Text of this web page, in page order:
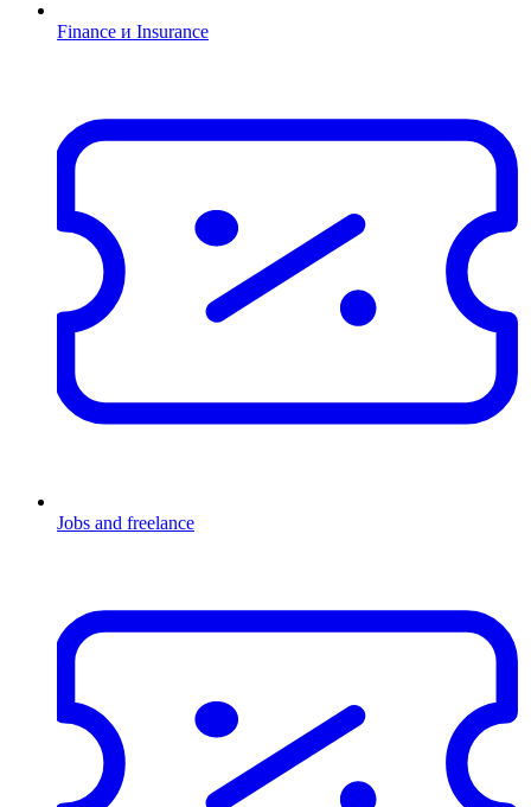
Finance и Insurance
Jobs and freelance